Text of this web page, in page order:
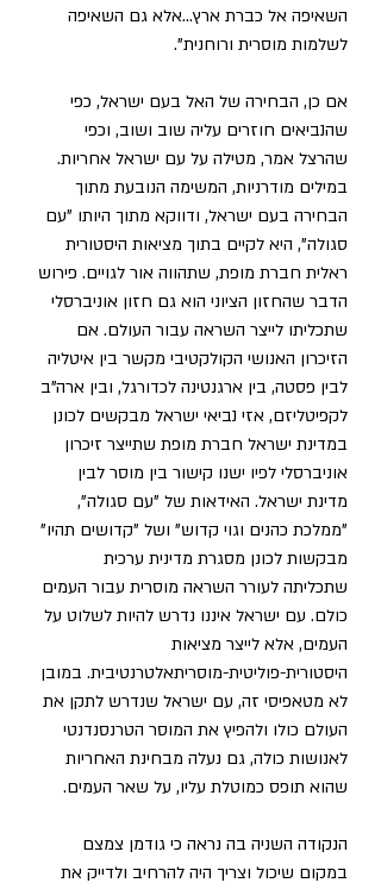
השאיפה אל כברת ארץ...אלא גם השאיפה
לשלמות מוסרית ורוחנית".
אם כן, הבחירה של האל בעם ישראל, כפי
שהנביאים חוזרים עליה שוב ושוב, וכפי
שהרצל אמר, מטילה על עם ישראל אחריות.
במילים מודרניות, המשימה הנובעת מתוך
הבחירה בעם ישראל, ודווקא מתוך היותו "עם
סגולה", היא לקיים בתוך מציאות היסטורית
ראלית חברת מופת, שתהווה אור לגויים. פירוש
הדבר שהחזון הציוני הוא גם חזון אוניברסלי
שתכליתו לייצר השראה עבור העולם. אם
הזיכרון האנושי הקולקטיבי מקשר בין איטליה
לבין פסטה, בין ארגנטינה לכדורגל, ובין ארה"ב
לקפיטליזם, אזי נביאי ישראל מבקשים לכונן
במדינת ישראל חברת מופת שתייצר זיכרון
אוניברסלי לפיו ישנו קישור בין מוסר לבין
מדינת ישראל. האידאות של "עם סגולה",
"ממלכת כהנים וגוי קדוש" ושל "קדושים תהיו"
מבקשות לכונן מסגרת מדינית ערכית
שתכליתה לעורר השראה מוסרית עבור העמים
כולם. עם ישראל איננו נדרש להיות לשלוט על
העמים, אלא לייצר מציאות
היסטורית-פוליטית-מוסריתאלטרנטיבית. במובן
לא מטאפיסי זה, עם ישראל שנדרש לתקן את
העולם כולו ולהפיץ את המוסר הטרנסנדנטי
לאנושות כולה, גם נעלה מבחינת האחריות
שהוא תופס כמוטלת עליו, על שאר העמים.
הנקודה השניה בה נראה כי גודמן צמצם
במקום שיכול וצריך היה להרחיב ולדייק את